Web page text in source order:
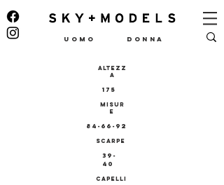
UOMO DONNA
ALTEZZ
A
175
MISUR
E
84-66-92
SCARPE
39-
40
CAPELLI